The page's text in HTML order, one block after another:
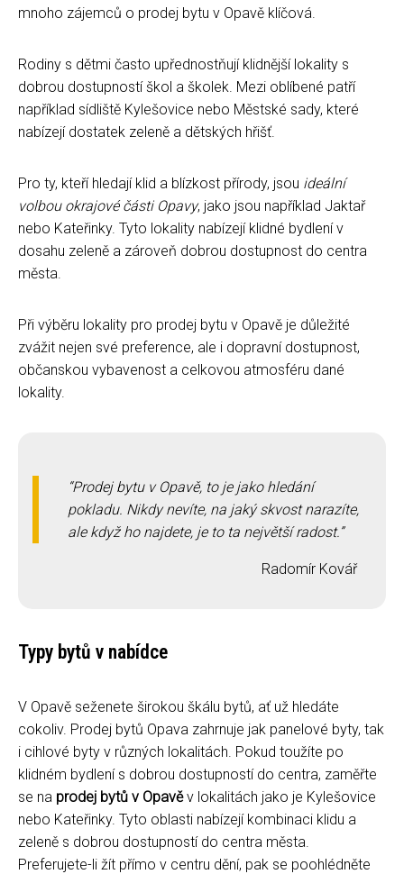
mnoho zájemců o prodej bytu v Opavě klíčová.
Rodiny s dětmi často upřednostňují klidnější lokality s
dobrou dostupností škol a školek. Mezi oblíbené patří
například sídliště Kylešovice nebo Městské sady, které
nabízejí dostatek zeleně a dětských hřišť.
Pro ty, kteří hledají klid a blízkost přírody, jsou ideální
volbou okrajové části Opavy, jako jsou například Jaktař
nebo Kateřinky. Tyto lokality nabízejí klidné bydlení v
dosahu zeleně a zároveň dobrou dostupnost do centra
města.
Při výběru lokality pro prodej bytu v Opavě je důležité
zvážit nejen své preference, ale i dopravní dostupnost,
občanskou vybavenost a celkovou atmosféru dané
lokality.
Prodej bytu v Opavě, to je jako hledání
pokladu. Nikdy nevíte, na jaký skvost narazíte,
ale když ho najdete, je to ta největší radost.
Radomír Kovář
Typy bytů v nabídce
V Opavě seženete širokou škálu bytů, ať už hledáte
cokoliv. Prodej bytů Opava zahrnuje jak panelové byty, tak
i cihlové byty v různých lokalitách. Pokud toužíte po
klidném bydlení s dobrou dostupností do centra, zaměřte
se na prodej bytů v Opavěv lokalitách jako je Kylešovice
nebo Kateřinky. Tyto oblasti nabízejí kombinaci klidu a
zeleně s dobrou dostupností do centra města.
Preferujete-li žít přímo v centru dění, pak se poohlédněte